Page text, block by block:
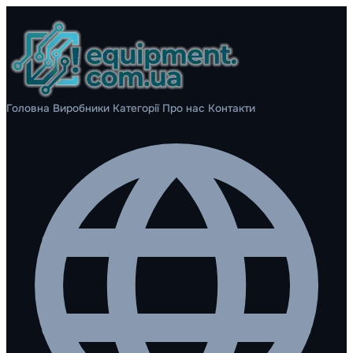
Головна Виробники Категорії Про нас Контакти